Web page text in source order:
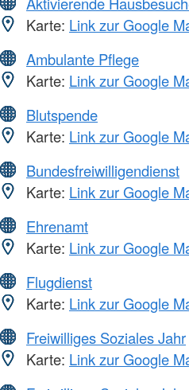
Karte: Link zur Google
Ambulante Pflege
Karte: Link zur Google
Blutspende
Karte: Link zur Google
Bundesfreiwilligendienst
Karte: Link zur Google
Ehrenamt
Karte: Link zur Google
Flugdienst
Karte: Link zur Google
Freiwilliges Soziales Jahr
Karte: Link zur Google